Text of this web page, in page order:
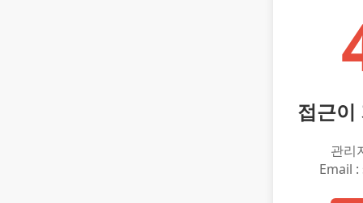
접근이
관리
Email